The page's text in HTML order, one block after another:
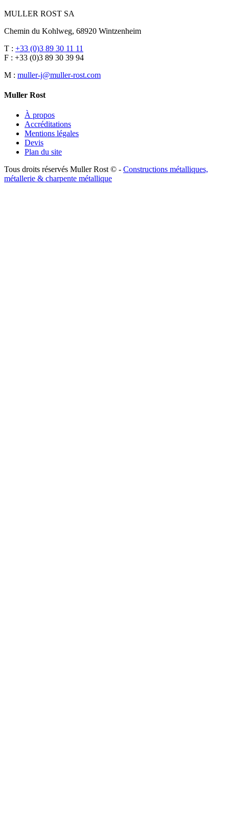
MULLER ROST SA
Chemin du Kohlweg, 68920 Wintzenheim
T : +33 (0)3 89 30 11 11
F : +33 (0)3 89 30 39 94
M : muller-j@muller-rost.com
Muller Rost
À propos
Accréditations
Mentions légales
Devis
Plan du site
Tous droits réservés Muller Rost © - Constructions métalliques,
métallerie & charpente métallique